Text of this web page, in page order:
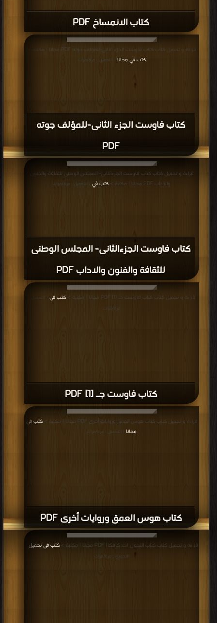
كتاب الانمساخ PDF
كتاب فاوست الجزء الثانى-للمؤلف جوته
PDF
قراءة و تحميل كتاب كتاب فاوست الجزء الثانى-للمؤلف جوته PDF مجانا | مكتبة >
كتب في مجانا | التحميل : مرة/مرات
كتاب فاوست الجزءالثانى- المجلس الوطنى
للثقافة والفنون والاداب PDF
قراءة و تحميل كتاب كتاب فاوست الجزءالثانى- المجلس الوطنى للثقافة والفنون
والاداب PDF مجانا | مكتبة >
كتب في | التحميل : مرة/مرات
كتاب فاوست جـ [1] PDF
قراءة و تحميل كتاب كتاب فاوست جـ [1] PDF مجانا | مكتبة > كتب في
| التحميل :
مرة/مرات
كتاب هوس العمق وروايات أخرى PDF
قراءة و تحميل كتاب كتاب هوس العمق وروايات أخرى PDF مجانا | مكتبة >
كتب في
مجانا | التحميل : مرة/مرات
قراءة و تحميل كتاب كتاب التحول (ت: كافكا) PDF مجانا | مكتبة > كتب في تحميل
التحميل : مرة/مرات